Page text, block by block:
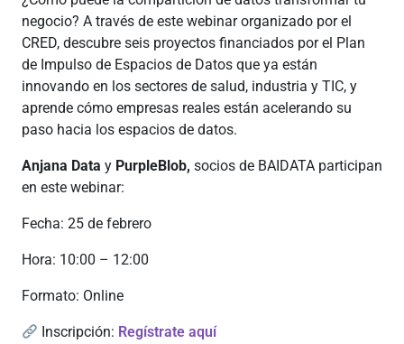
negocio? A través de este webinar organizado por el
CRED, descubre seis proyectos financiados por el Plan
de Impulso de Espacios de Datos que ya están
innovando en los sectores de salud, industria y TIC, y
aprende cómo empresas reales están acelerando su
paso hacia los espacios de datos.
Anjana Data y PurpleBlob, socios de BAIDATA participan
en este webinar:
Fecha: 25 de febrero
Hora: 10:00 – 12:00
Formato: Online
Inscripción: Regístrate aquí